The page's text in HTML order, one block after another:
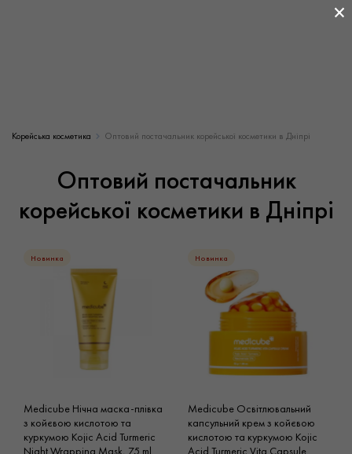
Корейська косметика Оптовий постачальник корейської косметики в Дніпрі
Оптовий постачальник
корейської косметики в Дніпрі
Новинка
Medicube Нічна маска-плівка
з койєвою кислотою та
куркумою Kojic Acid Turmeric
Night Wrapping Mask, 75 ml
Новинка
Medicube Освітлювальний
капсульний крем з койєвою
кислотою та куркумою Kojic
Acid Turmeric Vita Capsule
×